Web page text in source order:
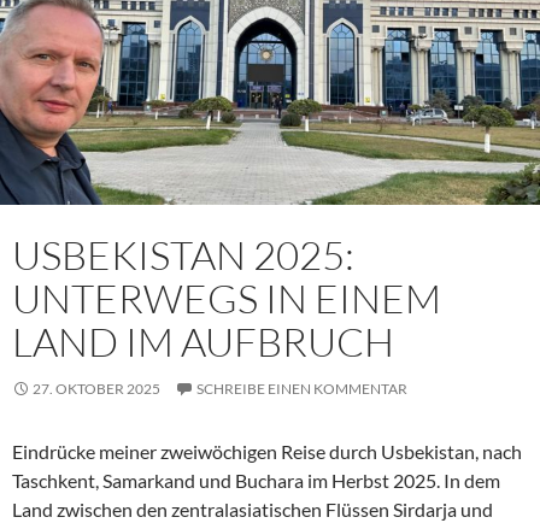
USBEKISTAN 2025:
UNTERWEGS IN EINEM
LAND IM AUFBRUCH
27. OKTOBER 2025 SCHREIBE EINEN KOMMENTAR
Eindrücke meiner zweiwöchigen Reise durch Usbekistan, nach
Taschkent, Samarkand und Buchara im Herbst 2025. In dem
Land zwischen den zentralasiatischen Flüssen Sirdarja und